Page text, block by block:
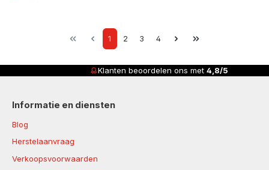
Page
1 Page
2 Page
3 Page
4
Klanten beoordelen ons met4,8/5
Informatie en diensten
Blog
Herstelaanvraag
Verkoopsvoorwaarden